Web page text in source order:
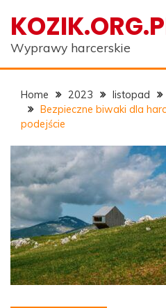
content
Wyprawy harcerskie
Home 2023 listopad
Bezpieczne biwaki dla
podejście